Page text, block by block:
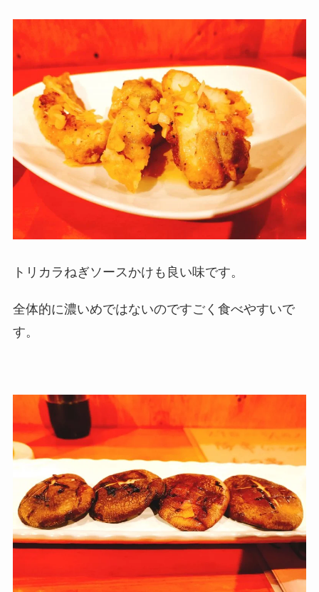
トリカラねぎソースかけも良い味です。
全体的に濃いめではないのですごく食べやすいで
す。